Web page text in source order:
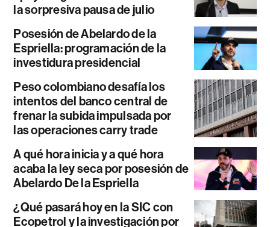
la sorpresiva pausa de julio
Posesión de Abelardo de la
Espriella: programación de la
investidura presidencial
Peso colombiano desafía los
intentos del banco central de
frenar la subida impulsada por
las operaciones carry trade
A qué hora inicia y a qué hora
acaba la ley seca por posesión de
Abelardo De la Espriella
¿Qué pasará hoy en la SIC con
Ecopetrol y la investigación por